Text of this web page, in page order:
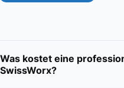
Was kostet eine
SwissWorx?